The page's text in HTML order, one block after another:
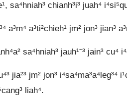
sa⁴hniah³ chianh³i³ juah⁴
a³m⁴ a³ti²chieh¹ jm² jon³ jian³
sa⁴hniah³ jauh¹ˉ³ jain³ cu⁴
jia²³ jm² jon³ i⁴sa⁴ma³a⁴leg³⁴
liah⁴.